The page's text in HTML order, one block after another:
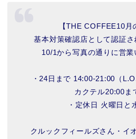
【THE COFFEE10月
基本対策確認店として認証さ
10/1から写真の通りに営業
・24日まで 14:00-21:00（
カクテル20:00ま
・定休日 火曜日と
クルックフィールズさん・イ